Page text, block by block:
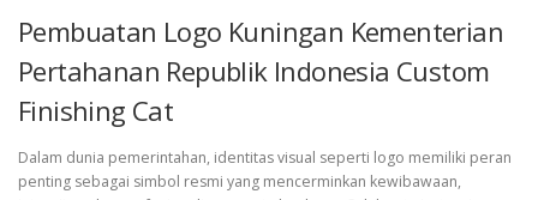
Pembuatan Logo Kuningan Kementerian
Pertahanan Republik Indonesia Custom
Finishing Cat
Dalam dunia pemerintahan, identitas visual seperti logo memiliki peran
penting sebagai simbol resmi yang mencerminkan kewibawaan,